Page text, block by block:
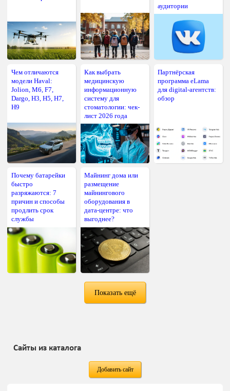
аудитории
Чем отличаются
модели Haval:
Jolion, M6, F7,
Dargo, H3, H5, H7,
H9
Как выбрать
медицинскую
информационную
систему для
стоматологии: чек-
лист 2026 года
Партнёрская
программа eLama
для digital-агентств:
обзор
Почему батарейки
быстро
разряжаются: 7
причин и способы
продлить срок
службы
Майнинг дома или
размещение
майнингового
оборудования в
дата-центре: что
выгоднее?
Показать ещё
Сайты из каталога
Добавить сайт